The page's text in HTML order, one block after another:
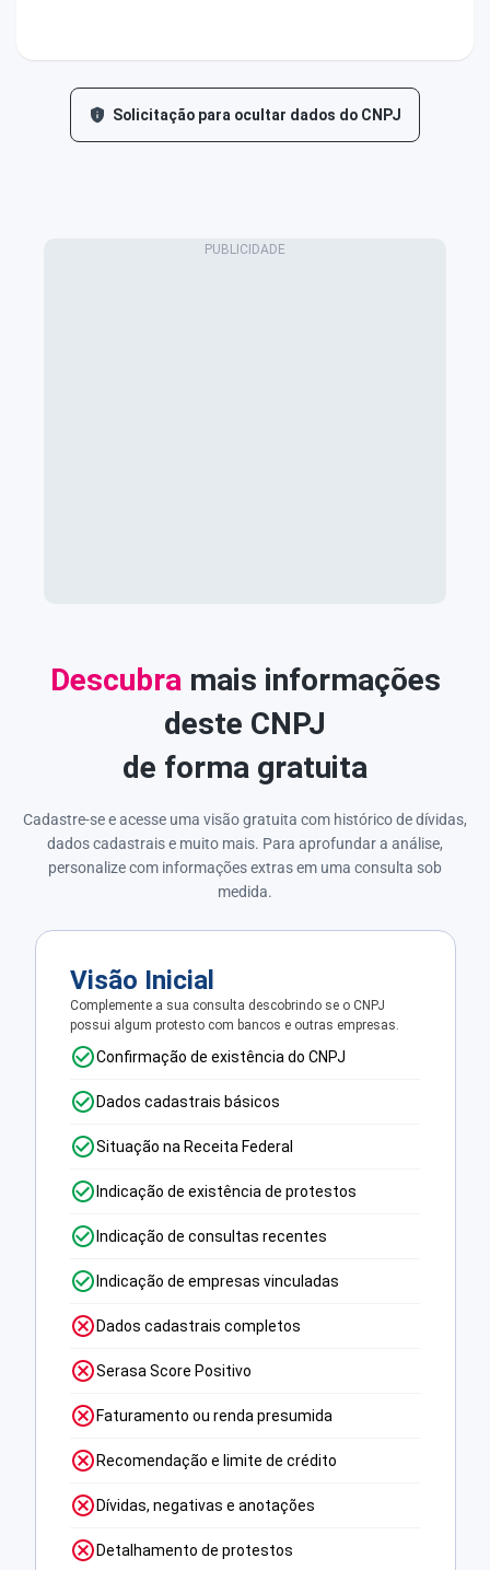
Solicitação para ocultar dados do CNPJ
Descubra mais informações
deste CNPJ
de forma gratuita
Cadastre-se e acesse uma visão gratuita com histórico de dívidas,
dados cadastrais e muito mais. Para aprofundar a análise,
personalize com informações extras em uma consulta sob
medida.
Visão Inicial
Complemente a sua consulta descobrindo se o CNPJ
possui algum protesto com bancos e outras empresas.
Confirmação de existência do CNPJ
Dados cadastrais básicos
Situação na Receita Federal
Indicação de existência de protestos
Indicação de consultas recentes
Indicação de empresas vinculadas
Dados cadastrais completos
Serasa Score Positivo
Faturamento ou renda presumida
Recomendação e limite de crédito
Dívidas, negativas e anotações
Detalhamento de protestos